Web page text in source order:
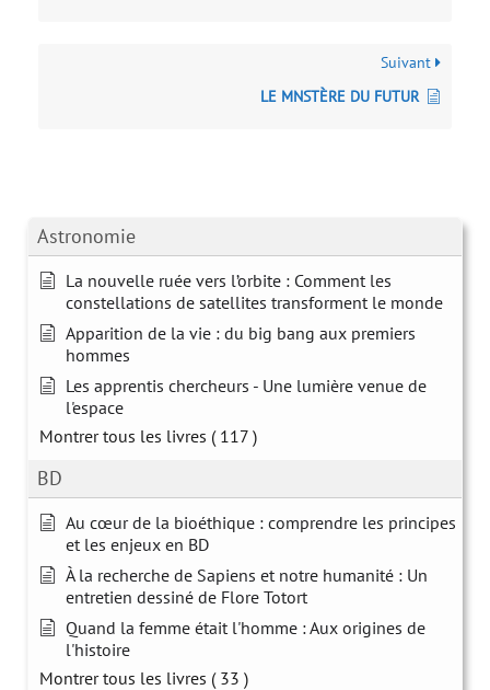
Astronomie
La nouvelle ruée vers l’orbite : Comment les
constellations de satellites transforment le monde
Apparition de la vie : du big bang aux premiers
hommes
Les apprentis chercheurs - Une lumière venue de
l'espace
Montrer tous les livres ( 117 )
BD
Au cœur de la bioéthique : comprendre les principes
et les enjeux en BD
À la recherche de Sapiens et notre humanité : Un
entretien dessiné de Flore Totort
Quand la femme était l'homme : Aux origines de
l'histoire
Montrer tous les livres ( 33 )
Suivant
LE MNSTÈRE DU FUTUR